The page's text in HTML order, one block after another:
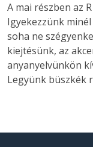
A mai részben az
Igyekezzünk
soha ne
kiejtésünk, az
anyanyelvünkön
Legyünk büszkék